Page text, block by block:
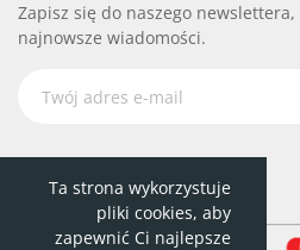
Zapisz się do naszego
najnowsze wiadomości.
Ta strona wykorzystuje
pliki cookies, aby
zapewnić Ci najlepsze